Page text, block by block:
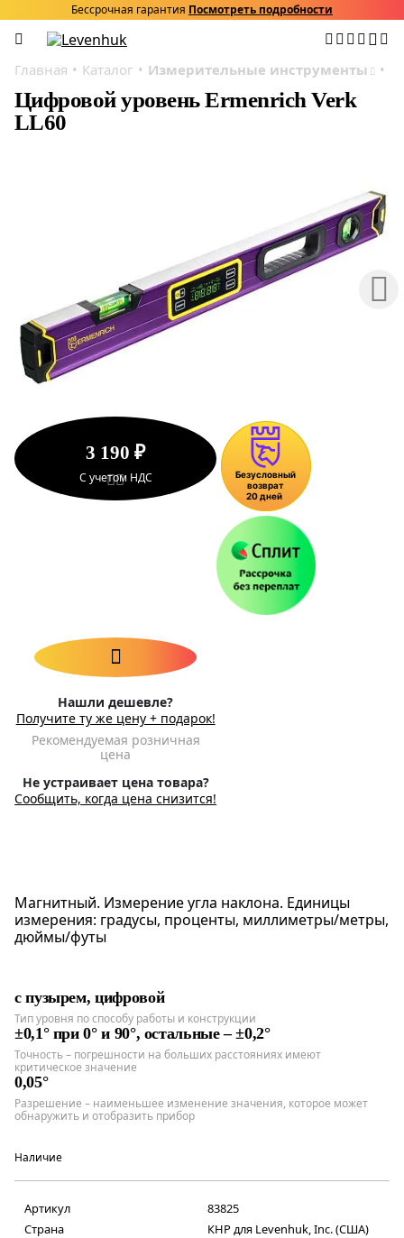
Бессрочная гарантия Посмотреть подробности
Главная Каталог Измерительные инструменты
Цифровой уровень Ermenrich Verk
LL60
3 190 ₽
С учетом НДС
Нашли дешевле?
Получите ту же цену + подарок!
Рекомендуемая розничная
цена
Не устраивает цена товара?
Сообщить, когда цена снизится!
Магнитный. Измерение угла наклона. Единицы
измерения: градусы, проценты, миллиметры/метры,
дюймы/футы
с пузырем, цифровой
Тип уровня по способу работы и конструкции
±0,1° при 0° и 90°, остальные – ±0,2°
Точность – погрешности на больших расстояниях имеют
критическое значение
0,05°
Разрешение – наименьшее изменение значения, которое может
обнаружить и отобразить прибор
Наличие
Артикул
83825
Страна
КНР для Levenhuk, Inc. (США)